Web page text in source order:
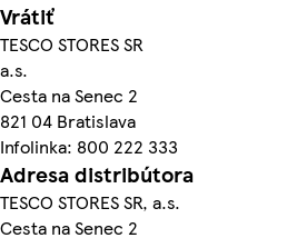
Vrátiť
TESCO STORES SR
a.s.
Cesta na Senec 2
821 04 Bratislava
Infolinka: 800 222 333
Adresa distribútora
TESCO STORES SR, a.s.
Cesta na Senec 2